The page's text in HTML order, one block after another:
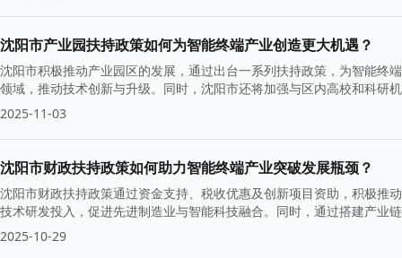
沈阳市产业园扶持政策如何为智能终端产业创造更大机遇？
沈阳市积极推动产业园区的发展，通过出台一系列扶持政策，为智能终
领域，推动技术创新与升级。同时，沈阳市还将加强与区内高校和科研
动力。
2025-11-03
沈阳市财政扶持政策如何助力智能终端产业突破发展瓶颈？
沈阳市财政扶持政策通过资金支持、税收优惠及创新项目资助，积极推
技术研发投入，促进先进制造业与智能科技融合。同时，通过搭建产业
发展提供强有力的保障。
2025-10-29